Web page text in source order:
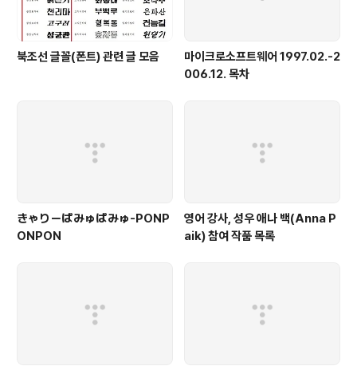
북조선 글꼴(폰트) 관련 글 모음
마이크로소프트웨어 1997.02.-2
006.12. 목차
きゃりーぱみゅぱみゅ-PONP
ONPON
영어 강사, 성우 애나 백(Anna P
aik) 참여 작품 목록